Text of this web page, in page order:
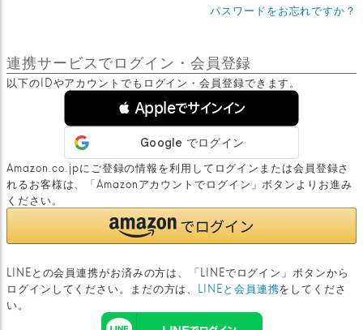
パスワードをお忘れですか？
連携サービスでログイン・会員登録
以下のIDやアカウントでもログイン・会員登録できます。
 Appleでサインイン
Amazon.co.jpにご登録の情報を利用してログインまたは会員登録さ
れるお客様は、「Amazonアカウントでログイン」ボタンよりお進み
ください。
LINEとの会員連携がお済みの方は、「LINEでログイン」ボタンから
ログインしてください。まだの方は、 LINEと会員連携をしてくださ
い。